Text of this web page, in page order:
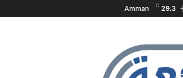
29.3
C
Amman